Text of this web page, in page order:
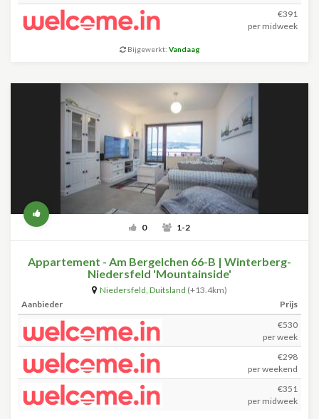
€391
per midweek
Bijgewerkt: Vandaag
0 1-2
Appartement - Am Bergelchen 66-B | Winterberg-
Niedersfeld 'Mountainside'
Niedersfeld, Duitsland (+13.4km)
Aanbieder
Prijs
€530
per week
€298
per weekend
€351
per midweek